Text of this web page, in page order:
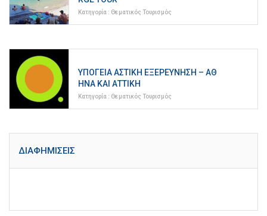
Κατηγορία : Θεματικός Τουρισμός
ΥΠΌΓΕΙΑ ΑΣΤΙΚΉ ΕΞΕΡΕΎΝΗΣΗ – ΑΘ
ΉΝΑ ΚΑΙ ΑΤΤΙΚΉ
Κατηγορία : Θεματικός Τουρισμός
ΔΙΑΦΗΜΊΣΕΙΣ